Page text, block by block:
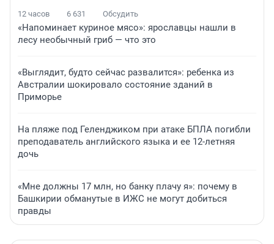
12 часов 6 631 Обсудить
«Напоминает куриное мясо»: ярославцы нашли в
лесу необычный гриб — что это
«Выглядит, будто сейчас развалится»: ребенка из
Австралии шокировало состояние зданий в
Приморье
На пляже под Геленджиком при атаке БПЛА погибли
преподаватель английского языка и ее 12-летняя
дочь
«Мне должны 17 млн, но банку плачу я»: почему в
Башкирии обманутые в ИЖС не могут добиться
правды